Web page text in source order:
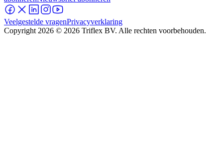
Veelgestelde vragenPrivacyverklaring
Copyright2026 © 2026 Triflex BV. Alle rechten voorbehouden.